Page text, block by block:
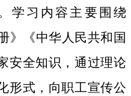
学习内容主要围绕
》《中华人民共和国
安全知识，通过理论
形式，向职工宣传公